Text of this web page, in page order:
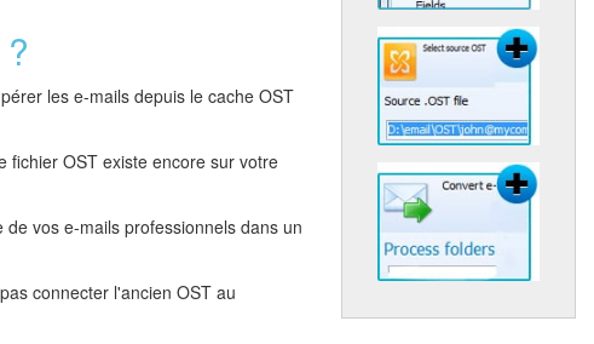
les e-mails depuis le cache OST
OST existe encore sur votre
vos e-mails professionnels dans un
connecter l'ancien OST au